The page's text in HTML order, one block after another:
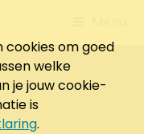
to
cookies om goed
welke
je jouw cookie-
is
.